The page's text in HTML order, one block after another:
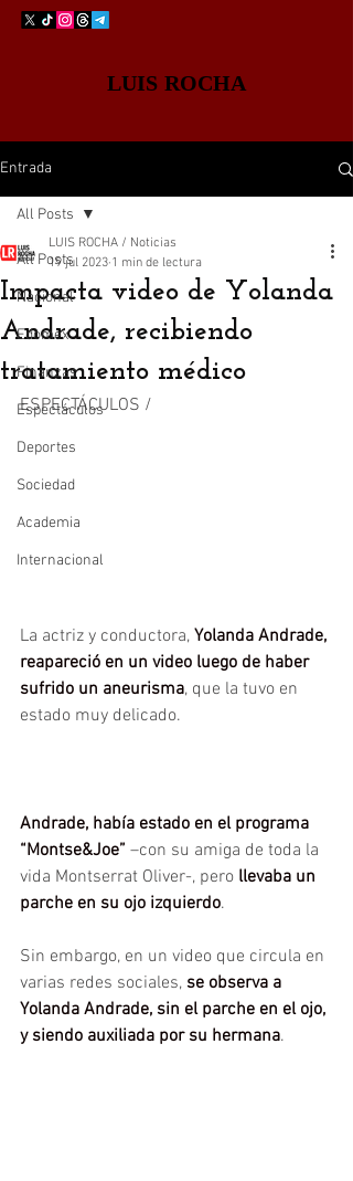
LUIS ROCHA
Entrada
All Posts
Nacional
Edomex
Finanzas
Espectáculos
Deportes
Sociedad
Academia
Internacional
All Posts
Impacta video de Yolanda
Andrade, recibiendo
tratamiento médico
LUIS ROCHA / Noticias
19 jul 2023 1 min de lectura
ESPECTÁCULOS /
La actriz y conductora, Yolanda Andrade,
reapareció en un video luego de haber
sufrido un aneurisma, que la tuvo en
estado muy delicado.
Andrade, había estado en el programa
“Montse&Joe” –con su amiga de toda la
vida Montserrat Oliver-, pero llevaba un
parche en su ojo izquierdo.
Sin embargo, en un video que circula en
varias redes sociales, se observa a
Yolanda Andrade, sin el parche en el ojo,
y siendo auxiliada por su hermana.